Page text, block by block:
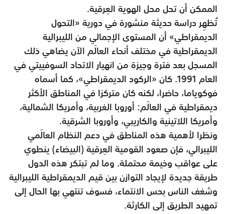
الممكن أن تحل محل الهوية العِرقية.
تُظهِر دراسة حديثة منشورة في دورية «التحول
الديمقراطي» أن المستوى الإجمالي من الليبرالية
الديمقراطية في مختلف أنحاء العالَم الآن يضاهي ذلك
المسجل بعد فترة وجيزة من انهيار الاتحاد السوفييتي في
العام 1991. كان «الركود الديمقراطي»، كما أسماه
فوكوياما، حاضرا، لكنه كان متركزا في المناطق الأكثر
ديمقراطية في العالَم: أوروبا الغربية، وأمريكا الشمالية،
وأمريكا اللاتينية والكاريبي، وأوروبا الشرقية.
ونظرا لأهمية هذه المناطق في دعم النظام العالَمي
الليبرالي، فإن صعود القومية العِرقية (البيضاء) ينطوي
على عواقب وخيمة محتملة. وما لم تبتكر هذه الدول
طريقة جديدة لإيجاد التوازن بين قيم الديمقراطية الليبرالية
وشغف الناس بحس الانتماء، فسوف تنتهي بها الحال إلى
تمهيد الطريق إلى الكارثة.